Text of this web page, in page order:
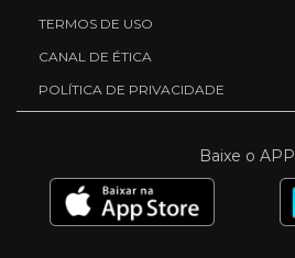
TERMOS DE USO
CANAL DE ÉTICA
POLÍTICA DE PRIVACIDADE
Baixe o APP